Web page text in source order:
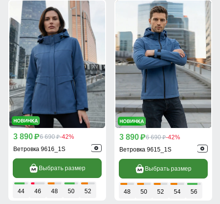
3 890 p6 690 p-42%
Ветровка 9616_1S
Выбрать размер
44 46 48 50 52
3 890 p6 690 p-42%
Ветровка 9615_1S
Выбрать размер
48 50 52 54 56